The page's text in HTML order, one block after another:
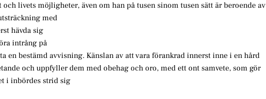
livets möjligheter, även om han på tusen sinom tusen sätt är beroende av
med
hävda sig
intrång på
en bestämd avvisning. Känslan av att vara förankrad innerst inne i en hård
och uppfyller dem med obehag och oro, med ett ont samvete, som gör
i inbördes strid sig